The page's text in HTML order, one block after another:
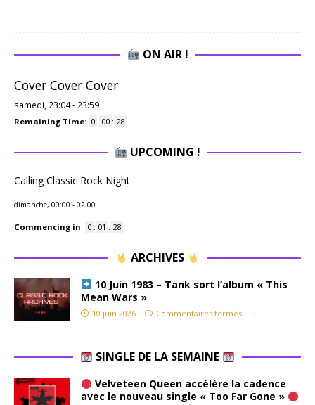
ON AIR !
Cover Cover Cover
samedi, 23:04- 23:59
Remaining Time: 0 : 00 : 27
UPCOMING !
Calling Classic Rock Night
dimanche, 00:00 - 02:00
Commencing in: 0 : 01 : 27
ARCHIVES
10 Juin 1983 – Tank sort l’album « This
Mean Wars »
10 juin 2026 Commentaires fermés
SINGLE DE LA SEMAINE
Velveteen Queen accélère la cadence
avec le nouveau single « Too Far Gone »